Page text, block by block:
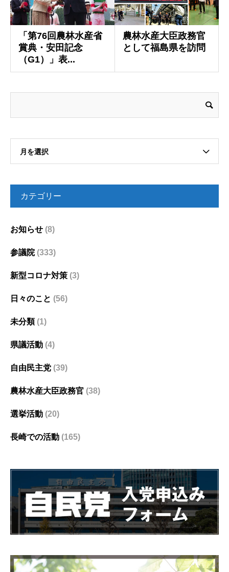
「第76回農林水産省
賞典・安田記念
（G1）」表...
農林水産大臣政務官
として福島県を訪問
月を選択
カテゴリー
お知らせ (8)
参議院(333)
新型コロナ対策 (3)
日々のこと (56)
未分類 (1)
県議活動 (4)
自由民主党 (39)
農林水産大臣政務官 (38)
選挙活動 (20)
長崎での活動 (165)